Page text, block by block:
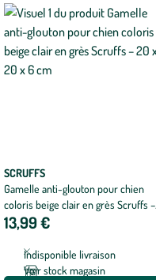
SCRUFFS
Gamelle anti-glouton pour chien
coloris beige clair en grès Scruffs –
20 x 20 x 6 cm
13,99 €
Indisponible livraison
Voir stock magasin